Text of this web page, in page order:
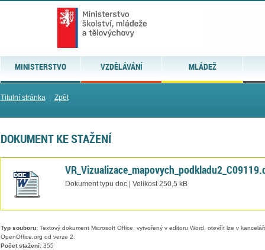
MINISTERSTVO VZDĚLÁVÁNÍ MLÁDEŽ
Titulní stránka| Zpět
DOKUMENT KE STAŽENÍ
Dokument typu doc | Velikost 250,5 kB
Typ souboru:Textový dokument Microsoft Office, vytvořený v editoru Word, otevřít lze v
OpenOffice.org od verze 2.
Počet stažení:355